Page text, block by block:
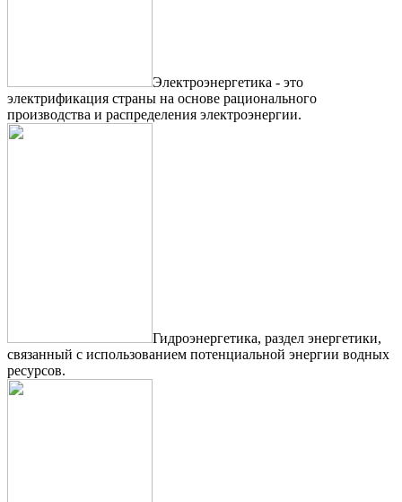
Электроэнергетика - это
электрификация страны на основе рационального
производства и распределения электроэнергии.
Гидроэнергетика, раздел энергетики,
связанный с использованием потенциальной энергии водных
ресурсов.